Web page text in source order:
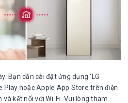
Bạn cần cài đặt ứng dụng 'LG
Play hoặc Apple App Store trên điện
kết nối với Wi-Fi. Vui lòng tham